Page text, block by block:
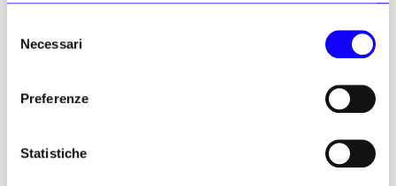
delNecessari
Preferenze
Statistiche
sezioni curate -Present Future, Back to the
rappresentare il versante più esplicitamente
monografici che attraversano diverse
generazioni e linguaggi. Particolare rilievo
continuità dei team
curatoriali